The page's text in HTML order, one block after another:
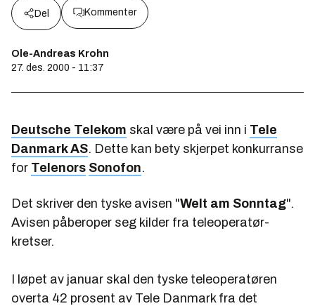
Del Kommenter
Ole-Andreas Krohn
27. des. 2000 - 11:37
Deutsche Telekom skal være på vei inn i Tele
Danmark AS. Dette kan bety skjerpet konkurranse
for Telenors Sonofon.
Det skriver den tyske avisen "Welt am Sonntag".
Avisen påberoper seg kilder fra teleoperatør-
kretser.
I løpet av januar skal den tyske teleoperatøren
overta 42 prosent av Tele Danmark fra det